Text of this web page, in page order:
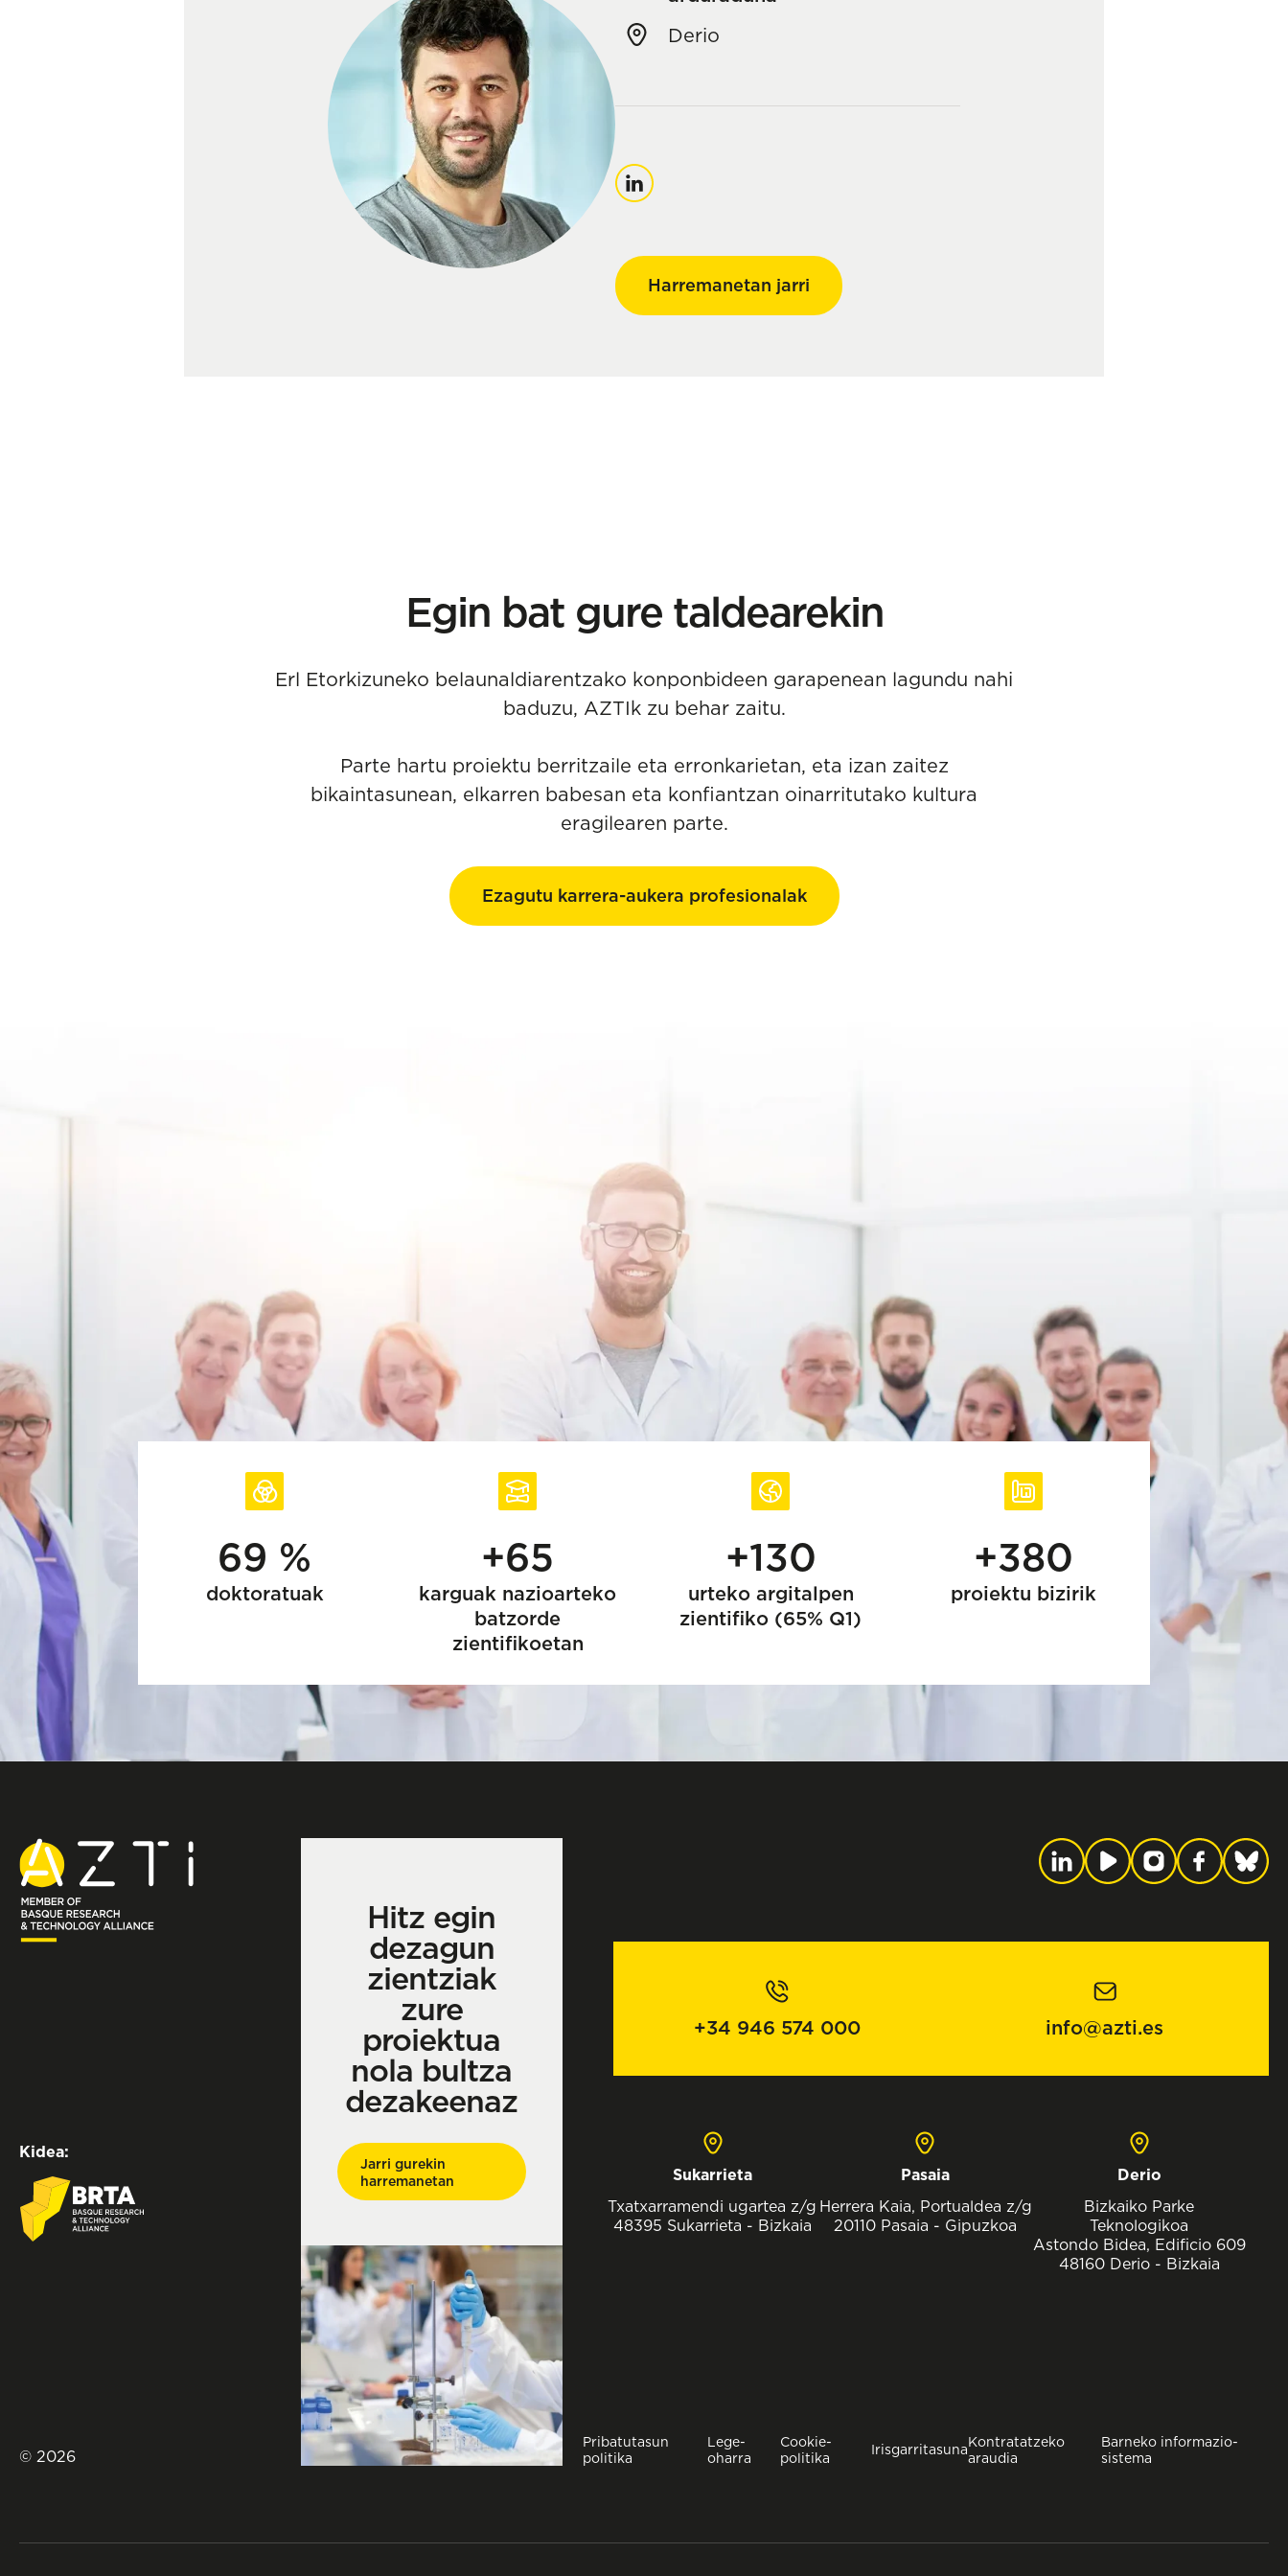
Derio
LinkedIn
Harremanetan jarri
Egin bat gure taldearekin
Erl Etorkizuneko belaunaldiarentzako konponbideen garapenean lagundu nahi
baduzu, AZTIk zu behar zaitu.
Parte hartu proiektu berritzaile eta erronkarietan, eta izan zaitez
bikaintasunean, elkarren babesan eta konfiantzan oinarritutako kultura
eragilearen parte.
Ezagutu karrera-aukera profesionalak
69 %
doktoratuak
+65
karguak nazioarteko
batzorde
zientifikoetan
+130
urteko argitalpen
zientifiko (65% Q1)
+380
proiektu bizirik
Kidea:
© 2026
Hitz egin
dezagun
zientziak
zure
proiektua
nola bultza
dezakeenaz
Jarri gurekin
harremanetan
+34 946 574 000 info@azti.es
Sukarrieta
Txatxarramendi ugartea z/g
48395 Sukarrieta - Bizkaia
Pasaia
Herrera Kaia, Portualdea z/g
20110 Pasaia - Gipuzkoa
Derio
Bizkaiko Parke
Teknologikoa
Astondo Bidea, Edificio 609
48160 Derio - Bizkaia
Pribatutasun
politika
Lege-
oharra
Cookie-
politika
IrisgarritasunaKontratatzeko
araudia
Barneko informazio-
sistema